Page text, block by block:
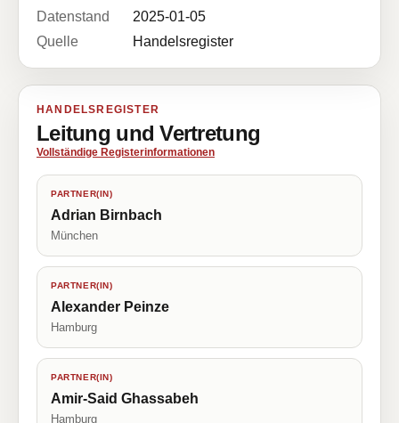
Datenstand
2025-01-05
Quelle
Handelsregister
HANDELSREGISTER
Leitung und Vertretung
Vollständige Registerinformationen
PARTNER(IN)
Adrian Birnbach
München
PARTNER(IN)
Alexander Peinze
Hamburg
PARTNER(IN)
Amir-Said Ghassabeh
Hamburg